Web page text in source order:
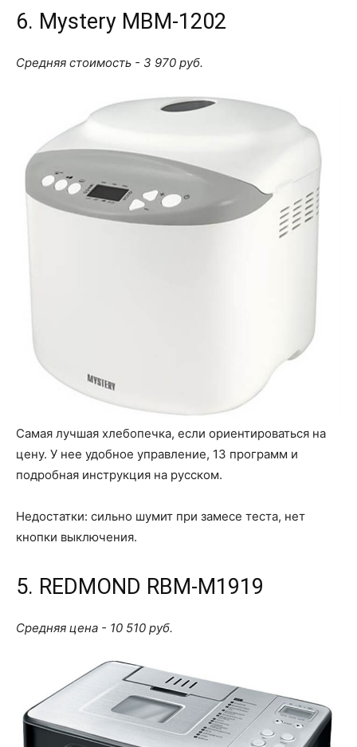
6. Mystery MBM-1202
Средняя стоимость - 3 970 руб.
Самая лучшая хлебопечка, если ориентироваться на
цену. У нее удобное управление, 13 программ и
подробная инструкция на русском.
Недостатки: сильно шумит при замесе теста, нет
кнопки выключения.
5. REDMOND RBM-M1919
Средняя цена - 10 510 руб.